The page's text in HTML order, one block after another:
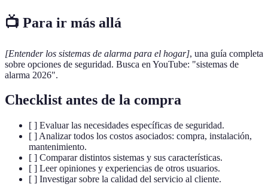
📺 Para ir más allá
[Entender los sistemas de alarma para el hogar], una guía completa
sobre opciones de seguridad. Busca en YouTube: "sistemas de
alarma 2026".
Checklist antes de la compra
[ ] Evaluar las necesidades específicas de seguridad.
[ ] Analizar todos los costos asociados: compra, instalación,
mantenimiento.
[ ] Comparar distintos sistemas y sus características.
[ ] Leer opiniones y experiencias de otros usuarios.
[ ] Investigar sobre la calidad del servicio al cliente.